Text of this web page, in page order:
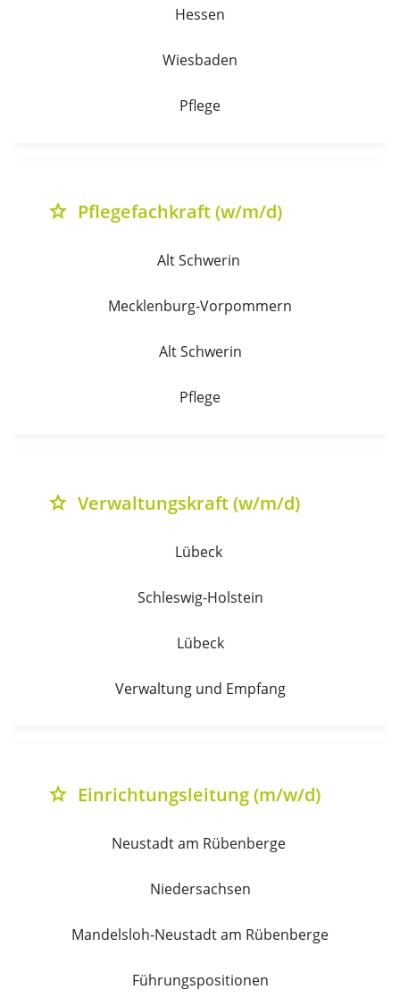
Hessen
Wiesbaden
Pflege
grade Pflegefachkraft (w/m/d)
Alt Schwerin
Mecklenburg-Vorpommern
Alt Schwerin
Pflege
grade Verwaltungskraft (w/m/d)
Lübeck
Schleswig-Holstein
Lübeck
Verwaltung und Empfang
grade Einrichtungsleitung (m/w/d)
Neustadt am Rübenberge
Niedersachsen
Mandelsloh-Neustadt am Rübenberge
Führungspositionen